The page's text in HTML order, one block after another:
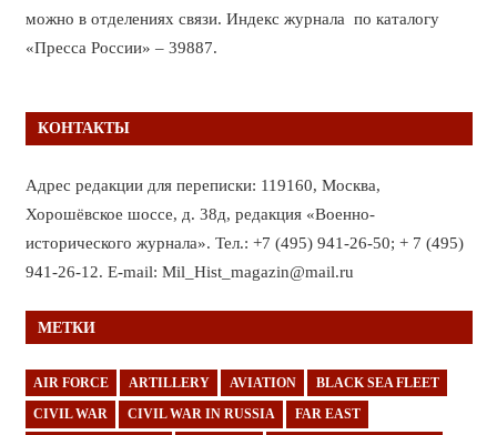
можно в отделениях связи. Индекс журнала по каталогу
«Пресса России» – 39887.
КОНТАКТЫ
Адрес редакции для переписки: 119160, Москва,
Хорошёвское шоссе, д. 38д, редакция «Военно-
исторического журнала». Тел.: +7 (495) 941-26-50; + 7 (495)
941-26-12. E-mail: Mil_Hist_magazin@mail.ru
МЕТКИ
AIR FORCE ARTILLERY AVIATION BLACK SEA FLEET
CIVIL WAR CIVIL WAR IN RUSSIA FAR EAST